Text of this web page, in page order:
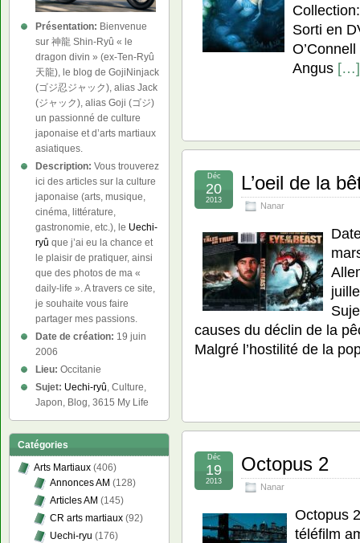
Sorti en
Angus […]
L’oeil de la
Nanar
Déc
20
2013
causes du déclin de la
Malgré l’hostilité de la
Octopus 2
Nanar
Déc
19
2013
Octopus
téléfilm
Présentation: Bienvenue
sur 神龍 Shin-Ryû « le
dragon divin » (ex-Ten-Ryû
天龍), le blog de GojiNinjack
(ゴジ忍ジャック), alias Jack
(ジャック), alias Goji (ゴジ)
un passionné de culture
japonaise et d’arts martiaux
asiatiques.
Description: Vous trouverez
ici des articles sur la culture
japonaise (arts, musique,
cinéma, littérature,
gastronomie, etc.), le Uechi-
ryû que j’ai eu la chance et
le plaisir de pratiquer, ainsi
que des photos de ma «
daily-life ». A travers ce site,
je souhaite vous faire
partager mes passions.
Date de création: 19 juin
2006
Lieu: Occitanie
Sujet: Uechi-ryû, Culture,
Japon, Blog, 3615 My Life
Catégories
Arts Martiaux (406)
Annonces AM (128)
Articles AM (145)
CR arts martiaux (92)
Uechi-ryu (176)